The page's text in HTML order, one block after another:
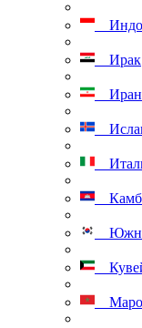
Ирак
Иран